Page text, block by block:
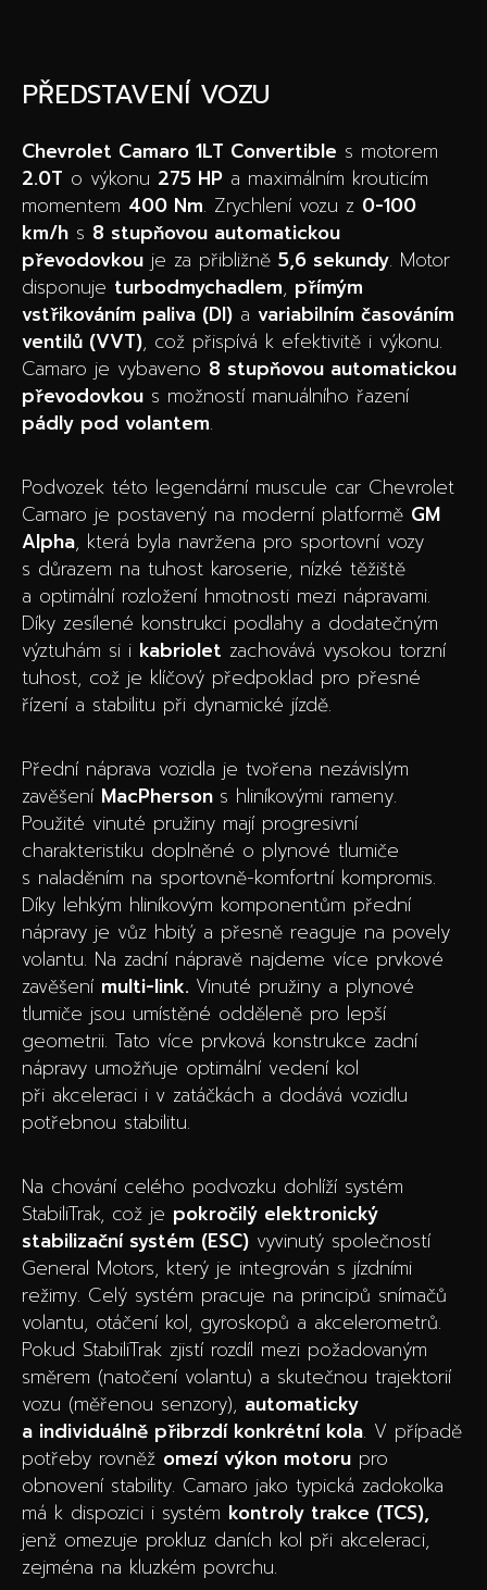
PŘEDSTAVENÍ VOZU
Chevrolet Camaro 1LT Convertible s motorem
2.0T o výkonu 275 HP a maximálním krouticím
momentem 400 Nm. Zrychlení vozu z 0-100
km/h s 8 stupňovou automatickou
převodovkou je za přibližně 5,6 sekundy. Motor
disponuje turbodmychadlem, přímým
vstřikováním paliva (DI) a variabilním časováním
ventilů (VVT), což přispívá k efektivitě i výkonu.
Camaro je vybaveno 8 stupňovou automatickou
převodovkou s možností manuálního řazení
pádly pod volantem.
Podvozek této legendární muscule car Chevrolet
Camaro je postavený na moderní platformě GM
Alpha, která byla navržena pro sportovní vozy
s důrazem na tuhost karoserie, nízké těžiště
a optimální rozložení hmotnosti mezi nápravami.
Díky zesílené konstrukci podlahy a dodatečným
výztuhám si i kabriolet zachovává vysokou torzní
tuhost, což je klíčový předpoklad pro přesné
řízení a stabilitu při dynamické jízdě.
Přední náprava vozidla je tvořena nezávislým
zavěšení MacPherson s hliníkovými rameny.
Použité vinuté pružiny mají progresivní
charakteristiku doplněné o plynové tlumiče
s naladěním na sportovně-komfortní kompromis.
Díky lehkým hliníkovým komponentům přední
nápravy je vůz hbitý a přesně reaguje na povely
volantu. Na zadní nápravě najdeme více prvkové
zavěšení multi-link. Vinuté pružiny a plynové
tlumiče jsou umístěné odděleně pro lepší
geometrii. Tato více prvková konstrukce zadní
nápravy umožňuje optimální vedení kol
při akceleraci i v zatáčkách a dodává vozidlu
potřebnou stabilitu.
Na chování celého podvozku dohlíží systém
StabiliTrak, což je pokročilý elektronický
stabilizační systém (ESC) vyvinutý společností
General Motors, který je integrován s jízdními
režimy. Celý systém pracuje na principů snímačů
volantu, otáčení kol, gyroskopů a akcelerometrů.
Pokud StabiliTrak zjistí rozdíl mezi požadovaným
směrem (natočení volantu) a skutečnou trajektorií
vozu (měřenou senzory), automaticky
a individuálně přibrzdí konkrétní kola. V případě
potřeby rovněž omezí výkon motoru pro
obnovení stability. Camaro jako typická zadokolka
má k dispozici i systém kontroly trakce (TCS),
jenž omezuje prokluz daních kol při akceleraci,
zejména na kluzkém povrchu.